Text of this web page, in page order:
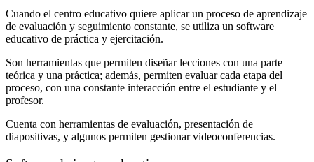
Cuando el centro educativo quiere aplicar un proceso de aprendizaje
de evaluación y seguimiento constante, se utiliza un software
educativo de práctica y ejercitación.
Son herramientas que permiten diseñar lecciones con una parte
teórica y una práctica; además, permiten evaluar cada etapa del
proceso, con una constante interacción entre el estudiante y el
profesor.
Cuenta con herramientas de evaluación, presentación de
diapositivas, y algunos permiten gestionar videoconferencias.